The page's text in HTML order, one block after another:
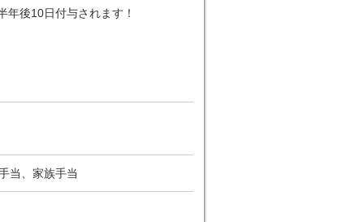
後10日付与されます！
当、家族手当